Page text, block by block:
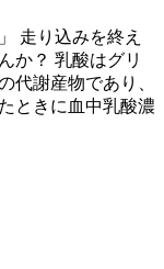
走り込みを終え
か？ 乳酸はグリ
代謝産物であり、
ときに血中乳酸濃